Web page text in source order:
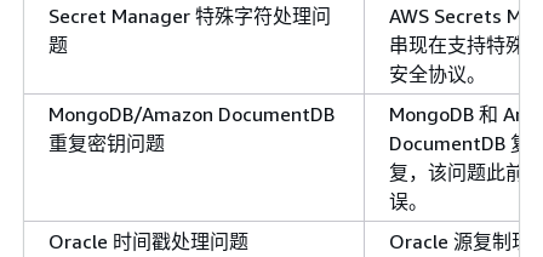
Secret Manager 特殊字符处理问
题
AWS Secrets
串现在支持特殊
安全协议。
MongoDB/Amazon DocumentDB
重复密钥问题
MongoDB 和
DocumentDB 复
复，该问题此前
误。
Oracle 时间戳处理问题
Oracle 源复制现